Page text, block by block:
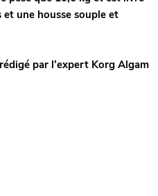
une housse souple et
par l’expert KorgAlgam